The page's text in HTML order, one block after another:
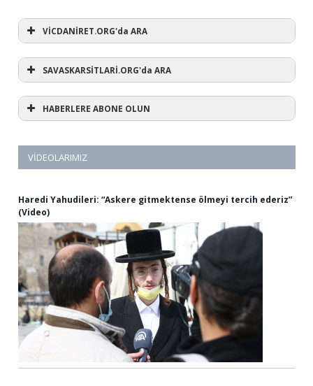
VİCDANİRET.ORG'da ARA
SAVASKARSİTLARİ.ORG'da ARA
HABERLERE ABONE OLUN
VIDEOLARIMIZ
Haredi Yahudileri: “Askere gitmektense ölmeyi tercih ederiz”
(Video)